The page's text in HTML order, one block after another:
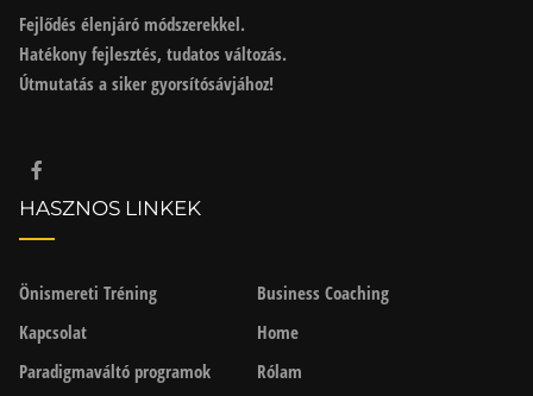
Fejlődés élenjáró módszerekkel.
Hatékony fejlesztés, tudatos változás.
Útmutatás a siker gyorsítósávjához!
HASZNOS LINKEK
Önismereti Tréning
Business Coaching
Kapcsolat
Home
Paradigmaváltó programok
Rólam